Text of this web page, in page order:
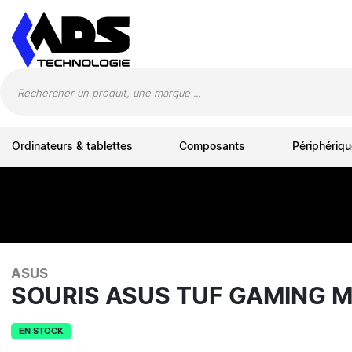
Ordinateurs & tablettes Composants
ASUS
SOURIS ASUS TUF GAMING
EN STOCK